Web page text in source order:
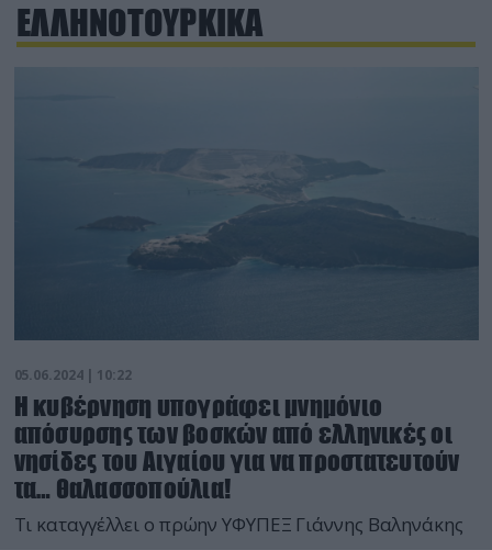
ΕΛΛΗΝΟΤΟΥΡΚΙΚΑ
05.06.2024 | 10:22
Η κυβέρνηση υπογράφει μνημόνιο
απόσυρσης των βοσκών από ελληνικές οι
νησίδες του Αιγαίου για να προστατευτούν
τα… θαλασσοπούλια!
Τι καταγγέλλει ο πρώην ΥΦΥΠΕΞ Γιάννης Βαληνάκης